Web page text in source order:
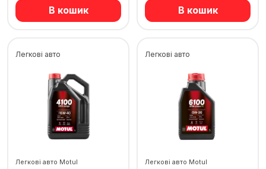
В кошик В кошик
Легкові авто
Легкові авто Motul
Легкові авто
Легкові авто Motul